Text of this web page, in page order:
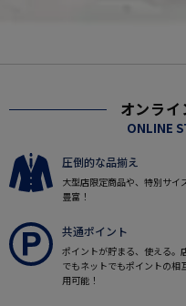
オンラ
ONLINE
圧倒的な品揃え
大型店限定商品や、特別サイ
豊富！
共通ポイント
ポイントが貯まる、使える。
でもネットでもポイントの相
用可能！